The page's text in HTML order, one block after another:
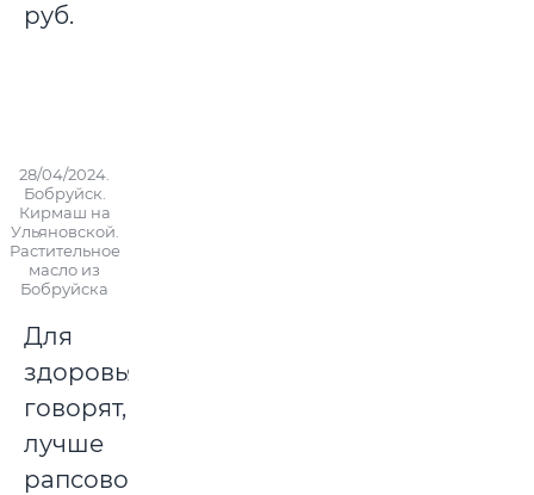
руб.
28/04/2024.
Бобруйск.
Кирмаш на
Ульяновской.
Растительное
масло из
Бобруйска
Для
здоровья,
говорят,
лучше
рапсовое.